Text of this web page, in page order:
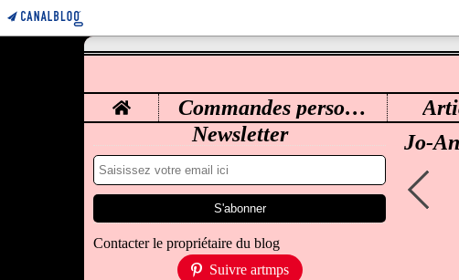
Home Commandes personnalisées
Newsletter
Contacter le propriétaire du blog
Suivre artmps
MES
Jo-